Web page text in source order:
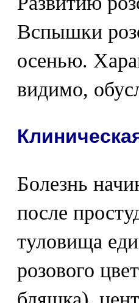
Вспышки
осенью.
видимо,
Болезнь
после
туловища
розового